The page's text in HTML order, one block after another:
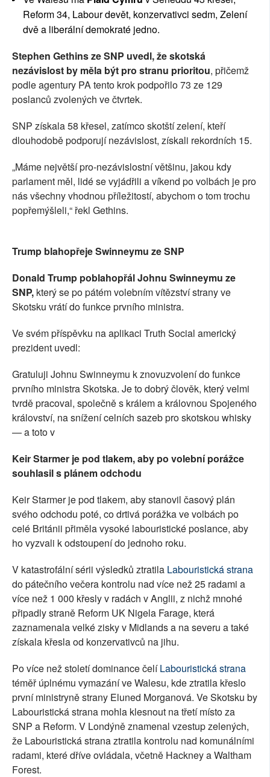
Reform 34, Labour devět, konzervativci sedm, Zelení
dvě a liberální demokraté jedno.
Stephen Gethins ze SNP uvedl, že skotská
nezávislost by měla být pro stranu prioritou, přičemž
podle agentury PA tento krok podpořilo 73 ze 129
poslanců zvolených ve čtvrtek.
SNP získala 58 křesel, zatímco skotští zelení, kteří
dlouhodobě podporují nezávislost, získali rekordních 15.
„Máme největší pro-nezávislostní většinu, jakou kdy
parlament měl, lidé se vyjádřili a víkend po volbách je pro
nás všechny vhodnou příležitostí, abychom o tom trochu
popřemýšleli,“ řekl Gethins.
Trump blahopřeje Swinneymu ze SNP
Donald Trump poblahopřál Johnu Swinneymu ze
SNP, který se po pátém volebním vítězství strany ve
Skotsku vrátí do funkce prvního ministra.
Ve svém příspěvku na aplikaci Truth Social americký
prezident uvedl:
Gratuluji Johnu Swinneymu k znovuzvolení do funkce
prvního ministra Skotska. Je to dobrý člověk, který velmi
tvrdě pracoval, společně s králem a královnou Spojeného
království, na snížení celních sazeb pro skotskou whisky
— a toto v
Keir Starmer je pod tlakem, aby po volební porážce
souhlasil s plánem odchodu
Keir Starmer je pod tlakem, aby stanovil časový plán
svého odchodu poté, co drtivá porážka ve volbách po
celé Británii přiměla vysoké labouristické poslance, aby
ho vyzvali k odstoupení do jednoho roku.
V katastrofální sérii výsledků ztratila Labouristická strana
do pátečního večera kontrolu nad více než 25 radami a
více než 1 000 křesly v radách v Anglii, z nichž mnohé
připadly straně Reform UK Nigela Farage, která
zaznamenala velké zisky v Midlands a na severu a také
získala křesla od konzervativců na jihu.
Po více než století dominance čelíLabouristická strana
téměř úplnému vymazání ve Walesu, kde ztratila křeslo
první ministryně strany Eluned Morganová. Ve Skotsku by
Labouristická strana mohla klesnout na třetí místo za
SNP a Reform. V Londýně znamenal vzestup zelených,
že Labouristická strana ztratila kontrolu nad komunálními
radami, které dříve ovládala, včetně Hackney a Waltham
Forest.